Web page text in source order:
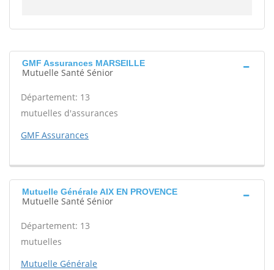
GMF Assurances MARSEILLE
Mutuelle Santé Sénior
Département: 13
mutuelles d'assurances
GMF Assurances
Mutuelle Générale AIX EN PROVENCE
Mutuelle Santé Sénior
Département: 13
mutuelles
Mutuelle Générale